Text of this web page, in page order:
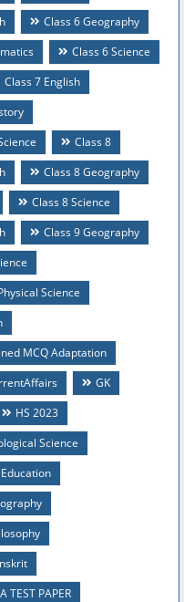
Class 6 Geography
Class 6 Science
Class 7 English
Class 8
Class 8 Geography
Class 8 Science
Class 9 Geography
Science
MCQ Adaptation
GK
HS 2023
Science
TEST PAPER